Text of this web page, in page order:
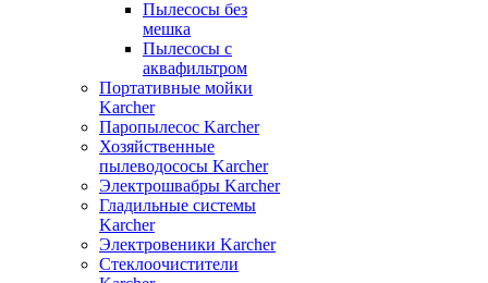
Пылесосы без
мешка
Пылесосы с
аквафильтром
Портативные мойки
Karcher
Паропылесос Karcher
Хозяйственные
пылеводососы Karcher
Электрошвабры Karcher
Гладильные системы
Karcher
Электровеники Karcher
Стеклоочистители